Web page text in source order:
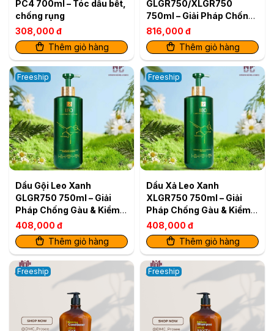
PC4 700ml – Tóc dầu bết,
chống rụng
308,000 đ
Thêm giỏ hàng
GLGR750/XLGR750
750ml – Giải Pháp Chống
Gàu & Kiềm Dầu Hiệu Quả
816,000 đ
Thêm giỏ hàng
Freeship
Dầu Gội Leo Xanh
GLGR750 750ml – Giải
Pháp Chống Gàu & Kiềm
Dầu Hiệu Quả
408,000 đ
Thêm giỏ hàng
Freeship
Dầu Xả Leo Xanh
XLGR750 750ml – Giải
Pháp Chống Gàu & Kiềm
Dầu Hiệu Quả
408,000 đ
Thêm giỏ hàng
Freeship Freeship